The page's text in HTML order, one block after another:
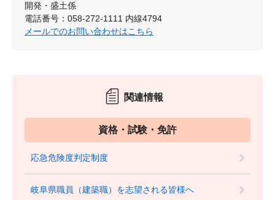
開発・盛土係
電話番号：058-272-1111 内線4794
メールでのお問い合わせはこちら
関連情報
資格・試験・免許
応急危険度判定制度
岐阜県職員（建築職）を志望される皆様へ